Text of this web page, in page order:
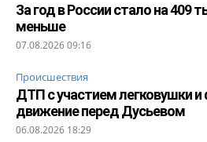
За год в России стало на 409
меньше
07.08.2026 09:16
Происшествия
ДТП с участием легковушки
движение перед Дусьевом
06.08.2026 18:29